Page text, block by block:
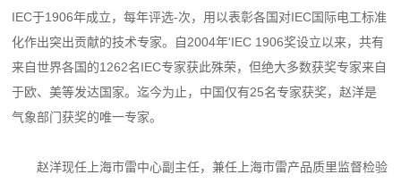
IEC于1906年成立，每年评选-次，用以表彰各国对IEC国际电工标准
化作出突出贡献的技术专家。自2004年'IEC 1906奖设立以来，共有
来自世界各国的1262名IEC专家获此殊荣，但绝大多数获奖专家来自
于欧、美等发达国家。迄今为止，中国仅有25名专家获奖，赵洋是
气象部门获奖的唯一专家。
赵洋现任上海市雷中心副主任，兼任上海市雷产品质里监督检验